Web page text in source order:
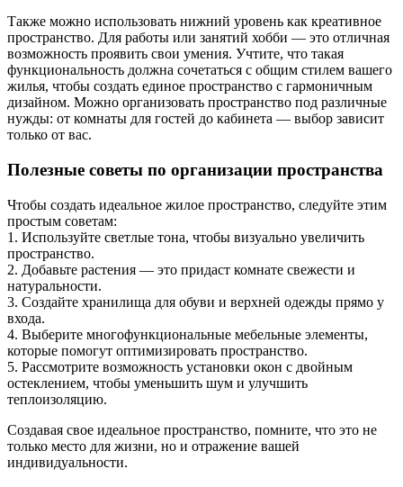
Также можно использовать нижний уровень как креативное
пространство. Для работы или занятий хобби — это отличная
возможность проявить свои умения. Учтите, что такая
функциональность должна сочетаться с общим стилем вашего
жилья, чтобы создать единое пространство с гармоничным
дизайном. Можно организовать пространство под различные
нужды: от комнаты для гостей до кабинета — выбор зависит
только от вас.
Полезные советы по организации пространства
Чтобы создать идеальное жилое пространство, следуйте этим
простым советам:
1. Используйте светлые тона, чтобы визуально увеличить
пространство.
2. Добавьте растения — это придаст комнате свежести и
натуральности.
3. Создайте хранилища для обуви и верхней одежды прямо у
входа.
4. Выберите многофункциональные мебельные элементы,
которые помогут оптимизировать пространство.
5. Рассмотрите возможность установки окон с двойным
остеклением, чтобы уменьшить шум и улучшить
теплоизоляцию.
Создавая свое идеальное пространство, помните, что это не
только место для жизни, но и отражение вашей
индивидуальности.